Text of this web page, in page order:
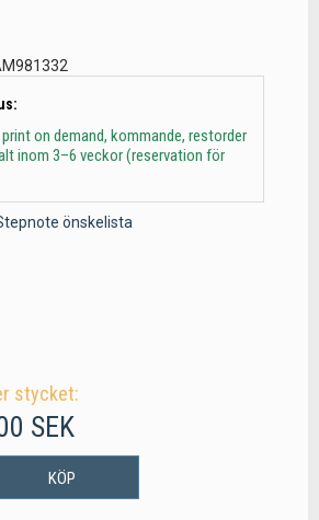
on demand, kommande, restorder
inom 3–6 veckor (reservation för
önskelista
stycket:
SEK
KÖP